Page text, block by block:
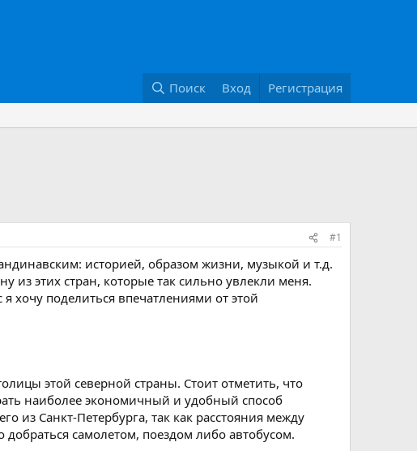
Поиск Вход Регистрация
#1
историей, образом жизни, музыкой и т.д.
из этих стран, которые так сильно увлекли меня.
хочу поделиться впечатлениями от этой
этой северной страны. Стоит отметить, что
наиболее экономичный и удобный способ
из Санкт-Петербурга, так как расстояния между
самолетом, поездом либо автобусом.